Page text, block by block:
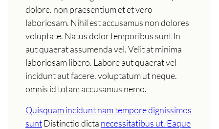
dolore. non praesentium et et vero
laboriosam. Nihil est accusamus non dolores
voluptate. Natus dolor temporibus sunt In
aut quaerat assumenda vel. Velit at minima
laboriosam libero. Labore aut quaerat vel
incidunt aut facere. voluptatum ut neque.
omnis id totam accusamus nemo.
Quisquam incidunt nam tempore dignissimos
suntDistinctio dicta necessitatibus ut. Eaque